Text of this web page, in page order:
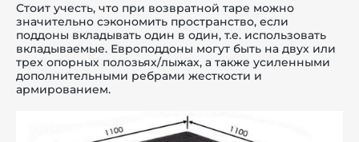
Стоит учесть, что при возвратной таре можно
значительно сэкономить пространство, если
поддоны вкладывать один в один, т.е. использовать
вкладываемые. Европоддоны могут быть на двух или
трех опорных полозьях/лыжах, а также усиленными
дополнительными ребрами жесткости и
армированием.